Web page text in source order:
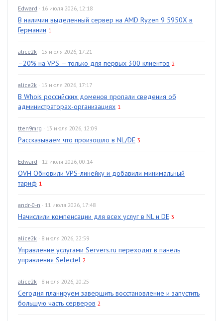
Edward · 16 июля 2026, 12:18
В наличии выделенный сервер на AMD Ryzen 9 5950X в
Германии 1
alice2k · 15 июля 2026, 17:21
–20% на VPS — только для первых 300 клиентов 2
alice2k · 15 июля 2026, 17:17
В Whois российских доменов пропали сведения об
администраторах-организациях 1
tten9mrg · 13 июля 2026, 12:09
Рассказываем что произошло в NL/DE 3
Edward · 12 июля 2026, 00:14
OVH Обновили VPS-линейку и добавили минимальный
тариф 1
andr-0-n · 11 июля 2026, 17:48
Начислили компенсации для всех услуг в NL и DE 3
alice2k · 8 июля 2026, 22:59
Управление услугами Servers.ru переходит в панель
управления Selectel 2
alice2k · 8 июля 2026, 20:25
Сегодня планируем завершить восстановление и запустить
большую часть серверов 2